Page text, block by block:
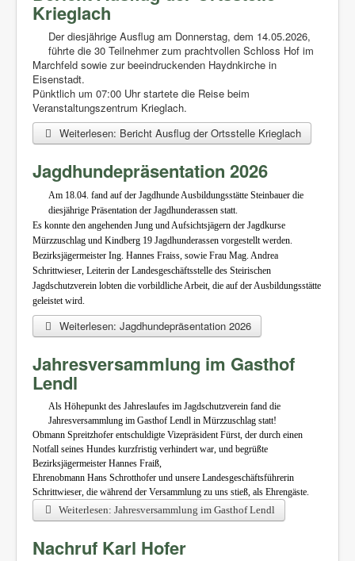
Krieglach
Der diesjährige Ausflug am Donnerstag, dem 14.05.2026,
führte die 30 Teilnehmer zum prachtvollen Schloss Hof im
Marchfeld sowie zur beeindruckenden Haydnkirche in
Eisenstadt.
Pünktlich um 07:00 Uhr startete die Reise beim
Veranstaltungszentrum Krieglach.
Weiterlesen: Bericht Ausflug der Ortsstelle Krieglach
Jagdhundepräsentation 2026
Am 18.04. fand auf der Jagdhunde Ausbildungsstätte Steinbauer die
diesjährige Präsentation der Jagdhunderassen statt.
Es konnte den angehenden Jung und Aufsichtsjägern der Jagdkurse
Mürzzuschlag und Kindberg 19 Jagdhunderassen vorgestellt werden.
Bezirksjägermeister Ing. Hannes Fraiss, sowie Frau Mag. Andrea
Schrittwieser, Leiterin der Landesgeschäftsstelle des Steirischen
Jagdschutzverein lobten die vorbildliche Arbeit, die auf der Ausbildungsstätte
geleistet wird.
Weiterlesen: Jagdhundepräsentation 2026
Jahresversammlung im Gasthof
Lendl
Als Höhepunkt des Jahreslaufes im Jagdschutzverein fand die
Jahresversammlung im Gasthof Lendl in Mürzzuschlag statt!
Obmann Spreitzhofer entschuldigte Vizepräsident Fürst, der durch einen
Notfall seines Hundes kurzfristig verhindert war, und begrüßte
Bezirksjägermeister Hannes Fraiß,
Ehrenobmann Hans Schrotthofer und unsere Landesgeschäftsführerin
Schrittwieser, die während der Versammlung zu uns stieß, als Ehrengäste.
Weiterlesen: Jahresversammlung im Gasthof Lendl
Nachruf Karl Hofer